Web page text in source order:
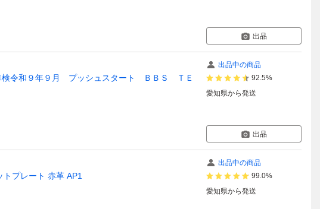
出品
令和９年９月 プッシュスタート ＢＢＳ ＴＥ
出品中の商品
92.5%
愛知県から発送
出品
プレート 赤革 AP1
出品中の商品
99.0%
愛知県から発送